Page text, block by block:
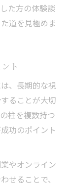
た方の体験談
道を見極めま
ト
、長期的な視
ることが大切
柱を複数持つ
功のポイント
やオンライン
せることで、